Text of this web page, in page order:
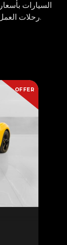
السيارات
رحلات العمل، أو الخطط التي تُنفذ في اللحظة الأخيرة.
OFFER